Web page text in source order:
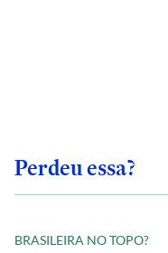
Perdeu essa?
BRASILEIRA NO TOPO?